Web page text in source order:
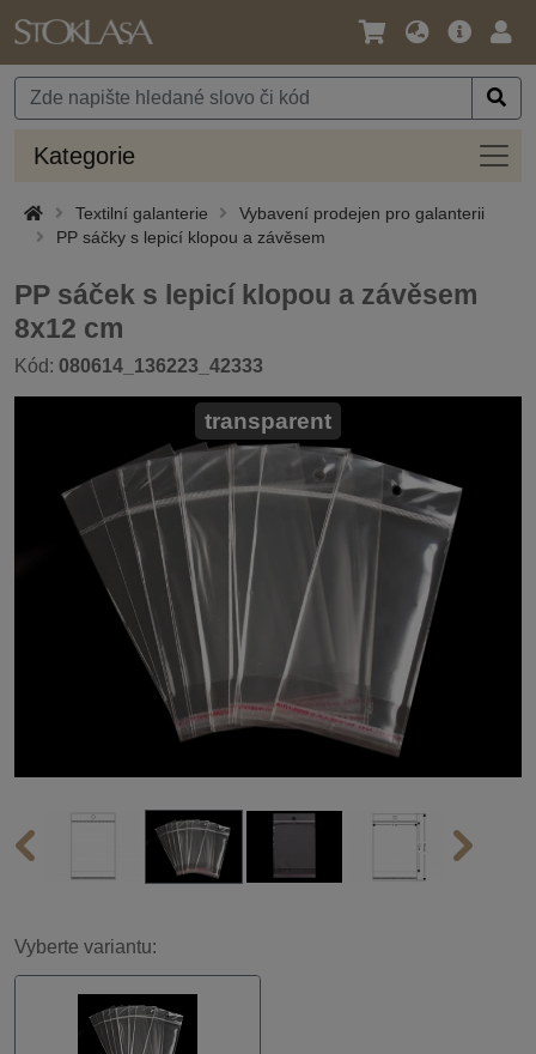
Jazyk
Měna
Hlavní
Kategorie
Textilní galanterie
Vybavení prodejen pro galanterii
PP sáčky s lepicí klopou a závěsem
PP sáček s lepicí klopou a závěsem
8x12 cm
Kód: 080614_136223_42333
transparent
Vyberte variantu: